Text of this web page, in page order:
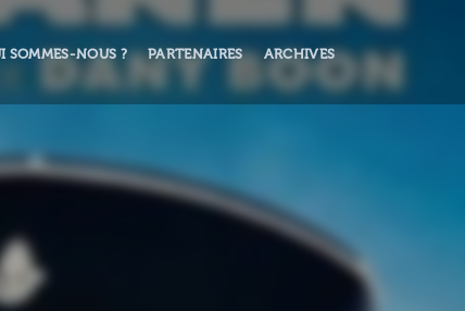
SOMMES-NOUS ? PARTENAIRES ARCHIVES